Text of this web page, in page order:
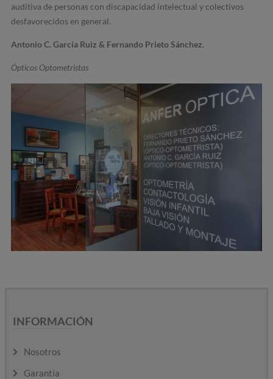
auditiva de personas con discapacidad intelectual y colectivos
desfavorecidos en general.
Antonio C. García Ruiz & Fernando Prieto Sánchez.
Ópticos Optometristas
INFORMACIÓN
Nosotros
Garantía